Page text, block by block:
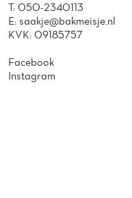
T: 050-2340113
E: saakje@bakmeisje.nl
KVK: 09185757
Facebook
Instagram